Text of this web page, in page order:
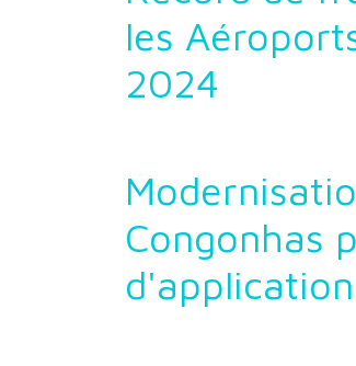
les
2024
Congonhas
d'application